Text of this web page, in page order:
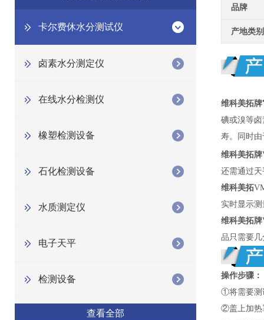
卡尔费休水分测试仪
卤素水分测定仪
在线水分检测仪
橡塑检测设备
石化检测设备
水质测定仪
电子天平
检测设备
查看全部
品牌
产地类别
维科美拓牌
碘或溴等
寿。同时
维科美拓牌
还需通过
维科美拓
实时显示
维科美拓牌
品只需要
操作步骤：
①将需要测
②盖上加热